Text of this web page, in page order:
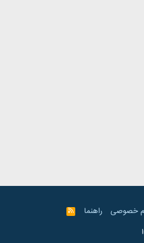
خصوصی راهنما
R
S